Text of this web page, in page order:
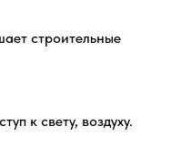
строительные
к свету, воздуху.